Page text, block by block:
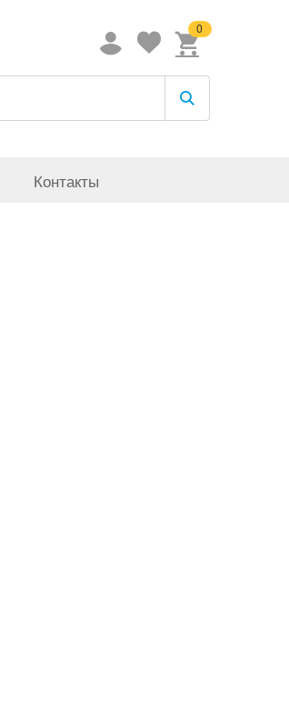
0
Контакты